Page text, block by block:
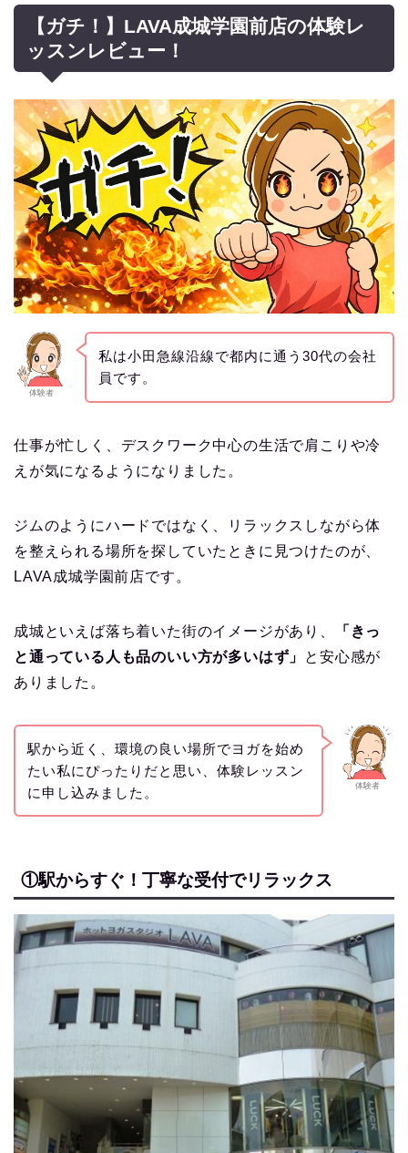
【ガチ！】LAVA成城学園前店の体験レ
ッスンレビュー！
体験者
私は小田急線沿線で都内に通う30代の会社
員です。
仕事が忙しく、デスクワーク中心の生活で肩こりや冷
えが気になるようになりました。
ジムのようにハードではなく、リラックスしながら体
を整えられる場所を探していたときに見つけたのが、
LAVA成城学園前店です。
成城といえば落ち着いた街のイメージがあり、
「きっ
と通っている人も品のいい方が多いはず」
と安心感が
ありました。
体験者
駅から近く、環境の良い場所でヨガを始め
たい私にぴったりだと思い、体験レッスン
に申し込みました。
①駅からすぐ！丁寧な受付でリラックス